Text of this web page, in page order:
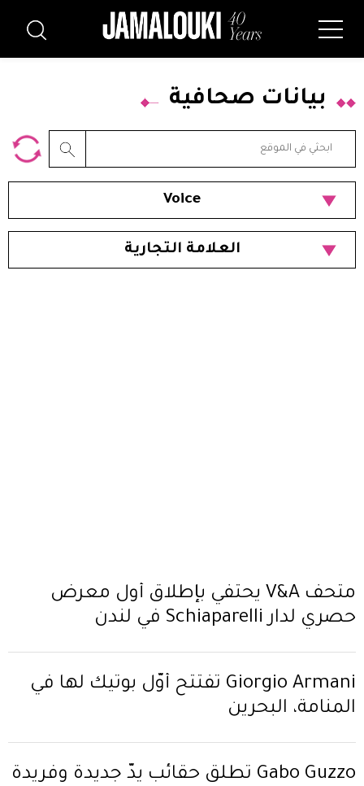
بيانات صحافية
Voice
العلامة التجارية
متحف V&A يحتفي بإطلاق أول معرض
حصري لدار Schiaparelli في لندن
Giorgio Armani تفتتح أوّل بوتيك لها في
المنامة، البحرين
Gabo Guzzo تطلق حقائب يدّ جديدة وفريدة